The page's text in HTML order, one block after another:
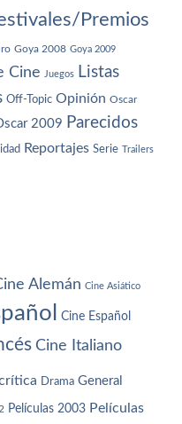
Premios
Goya 2008 Goya 2009
Cine Juegos Listas
Off-Topic Opinión Oscar
2009 Parecidos
Reportajes Serie Trailers
Alemán Cine Asiático
Cine Español
Cine Italiano
Drama General
Películas 2003 Películas